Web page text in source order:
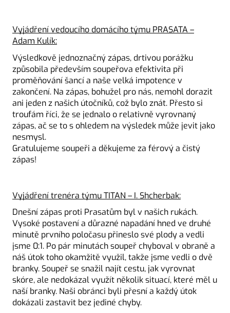
Vyjádření vedoucího domácího týmu PRASATA –
Adam Kulík:
Výsledkově jednoznačný zápas, drtivou porážku
způsobila především soupeřova efektivita při
proměňování šancí a naše velká impotence v
zakončení. Na zápas, bohužel pro nás, nemohl dorazit
ani jeden z našich útočníků, což bylo znát. Přesto si
troufám říci, že se jednalo o relativně vyrovnaný
zápas, ač se to s ohledem na výsledek může jevit jako
nesmysl.
Gratulujeme soupeři a děkujeme za férový a čistý
zápas!
Vyjádření trenéra týmu TITAN – I. Shcherbak:
Dnešní zápas proti Prasatům byl v našich rukách.
Vysoké postavení a důrazné napadání hned ve druhé
minutě prvního poločasu přineslo své plody a vedli
jsme 0:1. Po pár minutách soupeř chyboval v obraně a
náš útok toho okamžitě využil, takže jsme vedli o dvě
branky. Soupeř se snažil najít cestu, jak vyrovnat
skóre, ale nedokázal využít několik situací, které měl u
naší branky. Naši obránci byli přesní a každý útok
dokázali zastavit bez jediné chyby.